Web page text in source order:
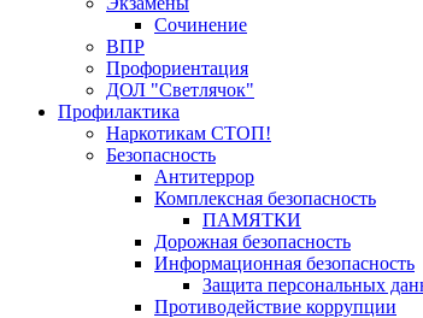
Сочинение
ВПР
Профориентация
ДОЛ "Светлячок"
Профилактика
Наркотикам СТОП!
Безопасность
Антитеррор
Комплексная безопасность
ПАМЯТКИ
Дорожная безопасность
Информационная безопасность
Защита персональных
Противодействие коррупции